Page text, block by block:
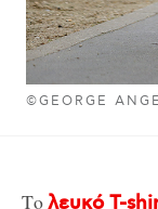
©GEORGE
Τολευκό T-